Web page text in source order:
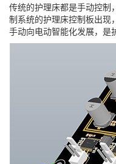
传统的护理床都是手动控制
制系统的护理床控制板出现
手动向电动智能化发展，是